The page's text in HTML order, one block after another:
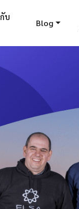
บ
Blog